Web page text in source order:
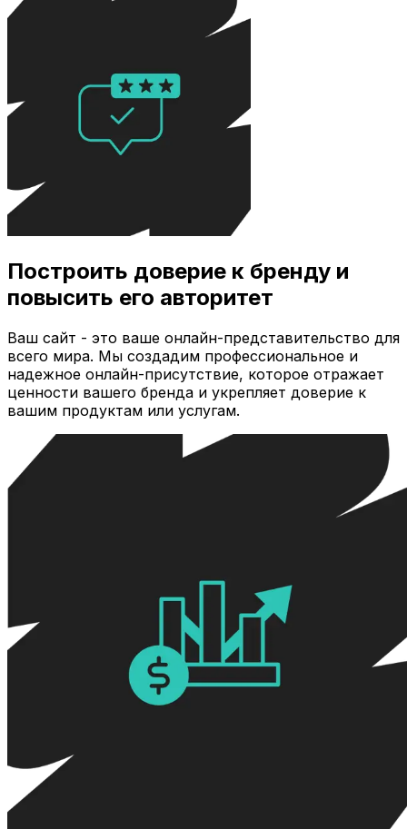
Построить доверие к бренду и
повысить его авторитет
Ваш сайт - это ваше онлайн-представительство для
всего мира. Мы создадим профессиональное и
надежное онлайн-присутствие, которое отражает
ценности вашего бренда и укрепляет доверие к
вашим продуктам или услугам.